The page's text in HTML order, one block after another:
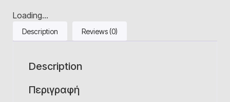
Loading...
Description Reviews (0)
Description
Περιγραφή